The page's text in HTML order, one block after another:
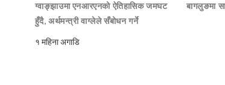
ग्वाङ्झाउमा एनआरएनको ऐतिहासिक जमघट
हुँदै, अर्थमन्त्री वाग्लेले सँबोधन गर्ने
१ महिना अगाडि
बागलुङमा